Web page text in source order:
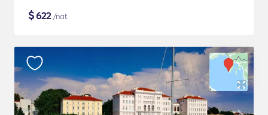
$622/nat